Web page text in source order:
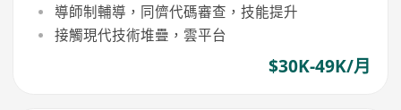
導師制輔導，同儕代碼審查，技能提升
接觸現代技術堆疊，雲平台
$30K-49K/月